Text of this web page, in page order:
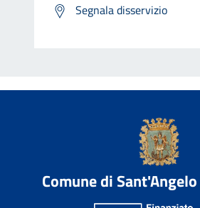
Segnala disservizio
Comune di